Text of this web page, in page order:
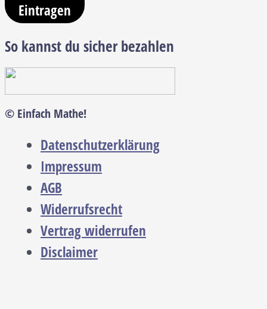
Eintragen
So kannst du sicher bezahlen
© Einfach Mathe!
Datenschutzerklärung
Impressum
AGB
Widerrufsrecht
Vertrag widerrufen
Disclaimer